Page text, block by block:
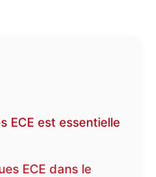
ECE est essentielle
ECE dans le